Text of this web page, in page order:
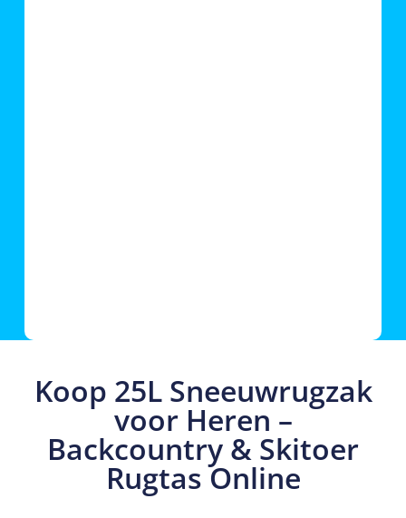
Koop 25L Sneeuwrugzak
voor Heren –
Backcountry & Skitoer
Rugtas Online